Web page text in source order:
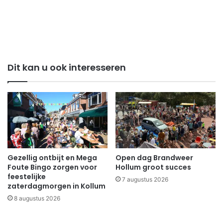
Dit kan u ook interesseren
Gezellig ontbijt en Mega
Foute Bingo zorgen voor
feestelijke
zaterdagmorgen in Kollum
8 augustus 2026
Open dag Brandweer
Hollum groot succes
7 augustus 2026